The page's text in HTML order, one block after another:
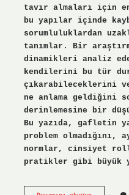
tavır almaları için
bu yapılar içinde
sorumluluklardan
tanımlar. Bir
dinamikleri analiz
kendilerini bu tür
çıkarabileceklerini
ne anlama geldiğini
derinlemesine bir
Bu yazıda, gafletin
problem olmadığını,
normlar, cinsiyet
pratikler gibi büyük